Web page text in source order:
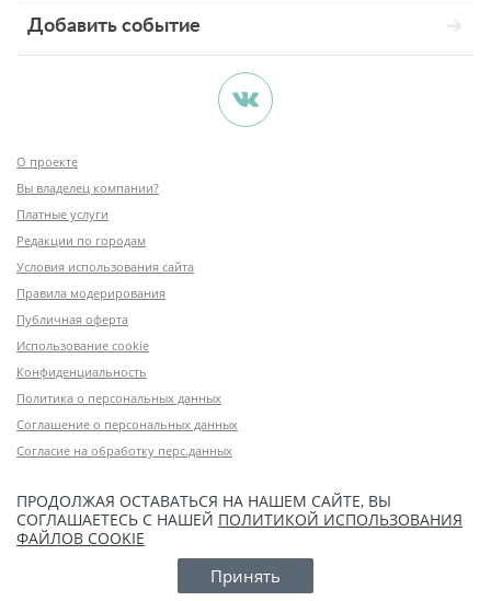
Добавить событие
О проекте
Вы владелец компании?
Платные услуги
Редакции по городам
Условия использования сайта
Правила модерирования
Публичная оферта
Использование cookie
Конфиденциальность
Политика о персональных данных
Соглашение о персональных данных
Согласие на обработку перс.данных
ПРОДОЛЖАЯ ОСТАВАТЬСЯ НА НАШЕМ САЙТЕ, ВЫ
СОГЛАШАЕТЕСЬ С НАШЕЙ ПОЛИТИКОЙ ИСПОЛЬЗОВАНИЯ
ФАЙЛОВ COOKIE
Принять